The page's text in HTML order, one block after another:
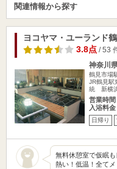
関連情報から探す
ヨコヤマ・ユーランド
3.8点 / 53
神奈川
鶴見市場
JR鶴見駅
統 新横
営業時
入浴料
日帰り
無料休憩室で仮眠
熱い！低温！全て